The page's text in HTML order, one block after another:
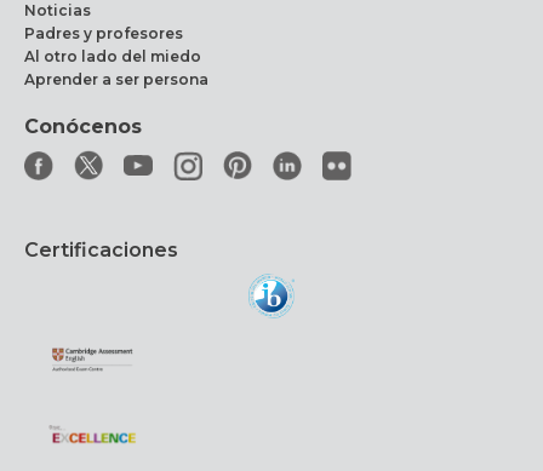
Noticias
Padres y profesores
Al otro lado del miedo
Aprender a ser persona
Conócenos
Certificaciones